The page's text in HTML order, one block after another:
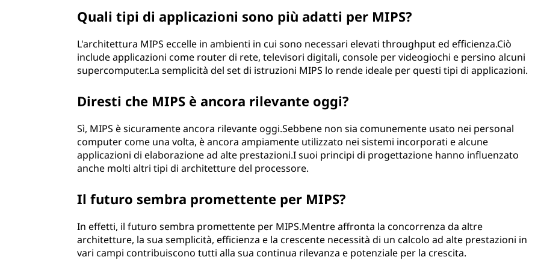
Quali tipi di applicazioni sono più adatti per MIPS?
L'architettura MIPS eccelle in ambienti in cui sono necessari elevati throughput ed efficienza.Ciò
include applicazioni come router di rete, televisori digitali, console per videogiochi e persino alcuni
supercomputer.La semplicità del set di istruzioni MIPS lo rende ideale per questi tipi di applicazioni.
Diresti che MIPS è ancora rilevante oggi?
Sì, MIPS è sicuramente ancora rilevante oggi.Sebbene non sia comunemente usato nei personal
computer come una volta, è ancora ampiamente utilizzato nei sistemi incorporati e alcune
applicazioni di elaborazione ad alte prestazioni.I suoi principi di progettazione hanno influenzato
anche molti altri tipi di architetture del processore.
Il futuro sembra promettente per MIPS?
In effetti, il futuro sembra promettente per MIPS.Mentre affronta la concorrenza da altre
architetture, la sua semplicità, efficienza e la crescente necessità di un calcolo ad alte prestazioni in
vari campi contribuiscono tutti alla sua continua rilevanza e potenziale per la crescita.